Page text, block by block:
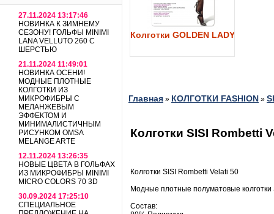
27.11.2024 13:17:46
НОВИНКА К ЗИМНЕМУ
СЕЗОНУ! ГОЛЬФЫ MINIMI
LANA VELLUTO 260 С
ШЕРСТЬЮ
21.11.2024 11:49:01
НОВИНКА ОСЕНИ!
МОДНЫЕ ПЛОТНЫЕ
КОЛГОТКИ ИЗ
МИКРОФИБРЫ С
МЕЛАНЖЕВЫМ
ЭФФЕКТОМ И
МИНИМАЛИСТИЧНЫМ
РИСУНКОМ OMSA
MELANGE ARTE
12.11.2024 13:26:35
НОВЫЕ ЦВЕТА В ГОЛЬФАХ
ИЗ МИКРОФИБРЫ MINIMI
MICRO COLORS 70 3D
30.09.2024 17:25:10
СПЕЦИАЛЬНОЕ
Колготки GOLDEN LADY My
Главная » КОЛГОТКИ FASHION »
Колготки SISI Rombetti
Колготки SISI Rombetti Velati 50
Модные плотные полуматовые
Состав: